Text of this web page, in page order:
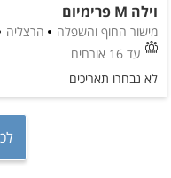
וילה M פרימיום
מישור החוף והשפלה הרצליה
עד 16 אורחים
לא נבחרו תאריכים